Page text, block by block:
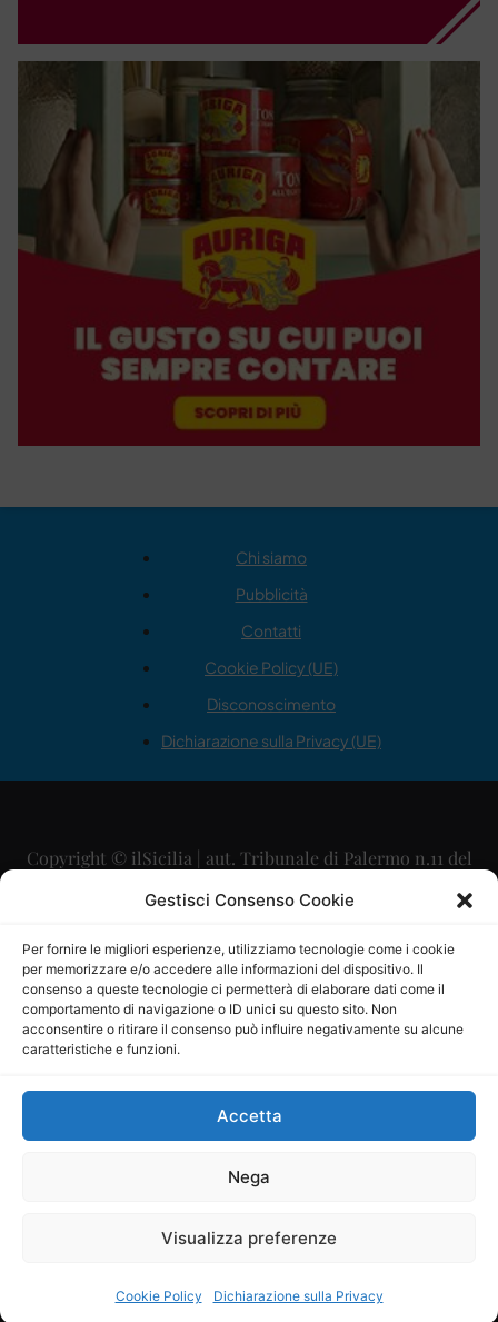
Gestisci Consenso Cookie
Per fornire le migliori esperienze, utilizziamo tecnologie come i cookie
per memorizzare e/o accedere alle informazioni del dispositivo. Il
consenso a queste tecnologie ci permetterà di elaborare dati come il
comportamento di navigazione o ID unici su questo sito. Non
acconsentire o ritirare il consenso può influire negativamente su alcune
caratteristiche e funzioni.
Accetta
Nega
Visualizza preferenze
Cookie Policy Dichiarazione sulla Privacy
Chi siamo
Pubblicità
Contatti
Cookie Policy (UE)
Disconoscimento
Dichiarazione sulla Privacy (UE)
Copyright © ilSicilia | aut. Tribunale di Palermo n.11 del
29/09/2015
Direttore Editoriale: Maurizio Scaglione
Direttore Responsabile: Maria Calabrese
P.IVA: 06334930820
Mercurio Comunicazione Società Cooperativa a r.l. è
iscritta al Registro degli Operatori di Comunicazione al
Sito gestito daLa Digitale srl–info@ladigitale.it